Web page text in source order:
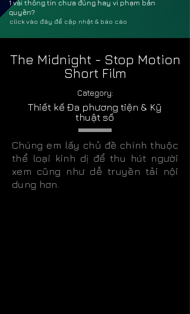
1 vài thông tin chưa đúng hay vi phạm bản
quyền?
click vào đây để cập nhật & báo cáo
The Midnight - Stop Motion
Short Film
Category:
Thiết kế Đa phương tiện & Kỹ
thuật số
Chúng em lấy chủ đề chính thuộc
thể loại kinh dị để thu hút người
xem cũng như dễ truyền tải nội
dung hơn.